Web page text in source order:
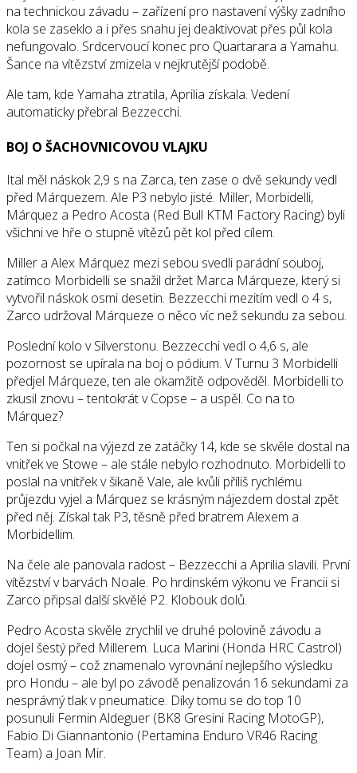
na technickou závadu – zařízení pro nastavení výšky zadního
kola se zaseklo a i přes snahu jej deaktivovat přes půl kola
nefungovalo. Srdcervoucí konec pro Quartarara a Yamahu.
Šance na vítězství zmizela v nejkrutější podobě.
Ale tam, kde Yamaha ztratila, Aprilia získala. Vedení
automaticky přebral Bezzecchi.
BOJ O ŠACHOVNICOVOU VLAJKU
Ital měl náskok 2,9 s na Zarca, ten zase o dvě sekundy vedl
před Márquezem. Ale P3 nebylo jisté. Miller, Morbidelli,
Márquez a Pedro Acosta (Red Bull KTM Factory Racing) byli
všichni ve hře o stupně vítězů pět kol před cílem.
Miller a Alex Márquez mezi sebou svedli parádní souboj,
zatímco Morbidelli se snažil držet Marca Márqueze, který si
vytvořil náskok osmi desetin. Bezzecchi mezitím vedl o 4 s,
Zarco udržoval Márqueze o něco víc než sekundu za sebou.
Poslední kolo v Silverstonu. Bezzecchi vedl o 4,6 s, ale
pozornost se upírala na boj o pódium. V Turnu 3 Morbidelli
předjel Márqueze, ten ale okamžitě odpověděl. Morbidelli to
zkusil znovu – tentokrát v Copse – a uspěl. Co na to
Márquez?
Ten si počkal na výjezd ze zatáčky 14, kde se skvěle dostal na
vnitřek ve Stowe – ale stále nebylo rozhodnuto. Morbidelli to
poslal na vnitřek v šikaně Vale, ale kvůli příliš rychlému
průjezdu vyjel a Márquez se krásným nájezdem dostal zpět
před něj. Získal tak P3, těsně před bratrem Alexem a
Morbidellim.
Na čele ale panovala radost – Bezzecchi a Aprilia slavili. První
vítězství v barvách Noale. Po hrdinském výkonu ve Francii si
Zarco připsal další skvělé P2. Klobouk dolů.
Pedro Acosta skvěle zrychlil ve druhé polovině závodu a
dojel šestý před Millerem. Luca Marini (Honda HRC Castrol)
dojel osmý – což znamenalo vyrovnání nejlepšího výsledku
pro Hondu – ale byl po závodě penalizován 16 sekundami za
nesprávný tlak v pneumatice. Díky tomu se do top 10
posunuli Fermin Aldeguer (BK8 Gresini Racing MotoGP),
Fabio Di Giannantonio (Pertamina Enduro VR46 Racing
Team) a Joan Mir.